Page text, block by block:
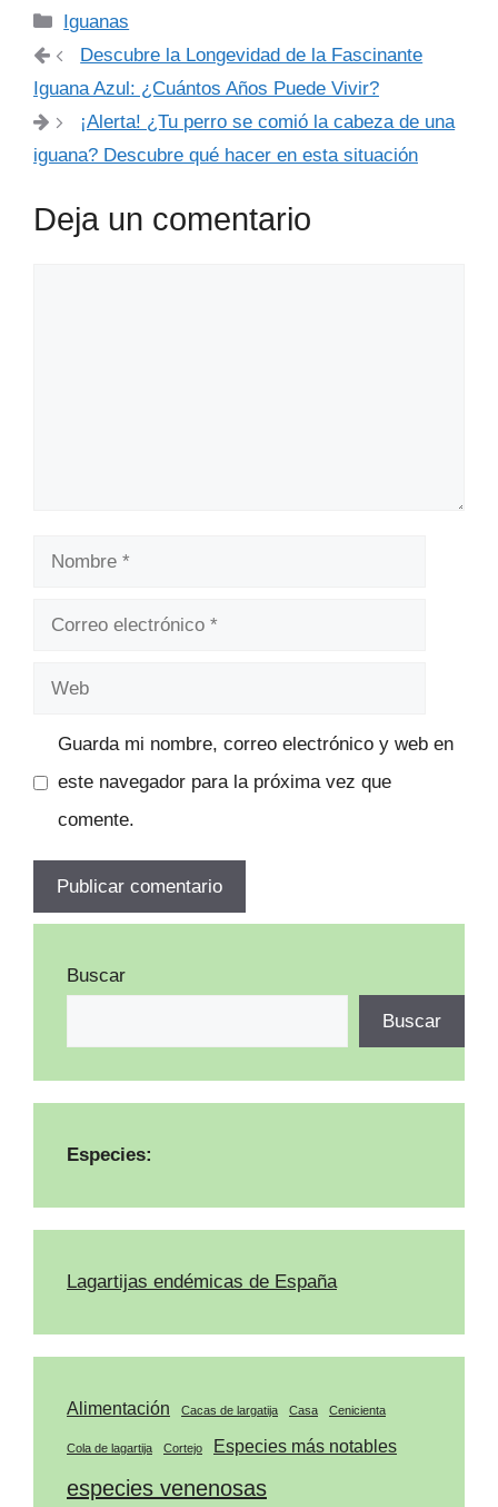
Categorías
Iguanas
Descubre la Longevidad de la Fascinante
Iguana Azul: ¿Cuántos Años Puede Vivir?
¡Alerta! ¿Tu perro se comió la cabeza de una
iguana? Descubre qué hacer en esta situación
Deja un comentario
Nombre
Correo
Web
Guarda mi nombre, correo electrónico y web en
este navegador para la próxima vez que
comente.
Buscar
Buscar
Especies:
Lagartijas endémicas de España
Alimentación Cacas de largatija Casa Cenicienta
Cola de lagartija Cortejo Especies más notables
especies venenosas